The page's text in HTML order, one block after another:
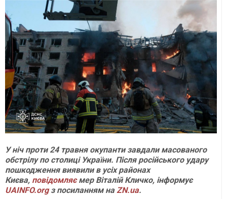
У ніч проти 24 травня окупанти завдали масованого
обстрілу по столиці України. Після російського удару
пошкодження виявили в усіх районах
Києва, повідомляємер Віталій Кличко, інформує
UAINFO.orgз посиланням на ZN.ua.